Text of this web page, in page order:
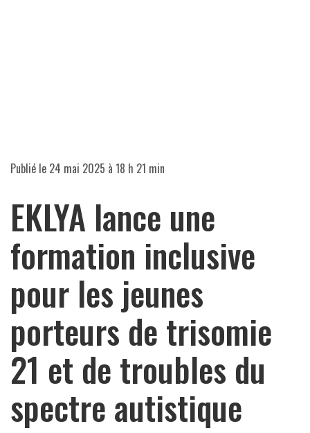
Publié le 24 mai 2025 à 18 h 21 min
EKLYA lance une
formation inclusive
pour les jeunes
porteurs de trisomie
21 et de troubles du
spectre autistique